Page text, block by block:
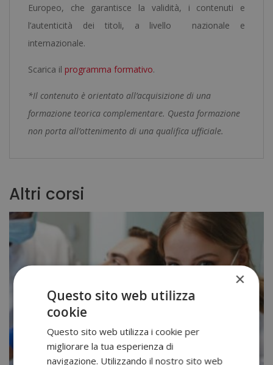
Europeo, che garantisce la validità, i contenuti e
l’autenticità dei titoli, a livello nazionale e
internazionale.
Scarica il programma formativo.
*Il contenuto è orientato all’acquisizione di una
formazione teorica complementare. Questa formazione
non porta all’ottenimento di una qualifica ufficiale.
Altri corsi
×
Questo sito web utilizza
cookie
Questo sito web utilizza i cookie per
migliorare la tua esperienza di
navigazione. Utilizzando il nostro sito web